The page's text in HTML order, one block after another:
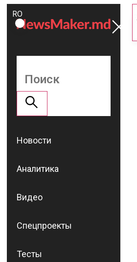
ROMÂNĂ
RU
Поддержать
NM
Новости
Аналитика
Видео
Спецпроекты
Тесты